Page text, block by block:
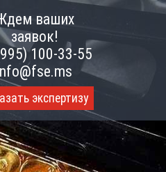
ваших
заявок!
100-33-55
экспертизу